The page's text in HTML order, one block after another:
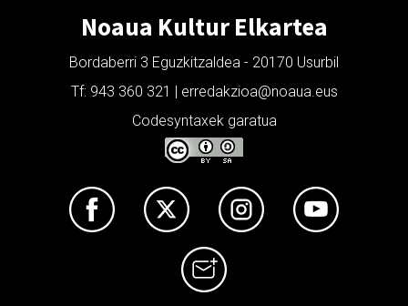
Noaua Kultur Elkartea
Bordaberri 3 Eguzkitzaldea - 20170 Usurbil
Tf: 943 360 321 | erredakzioa@noaua.eus
Codesyntaxek garatua